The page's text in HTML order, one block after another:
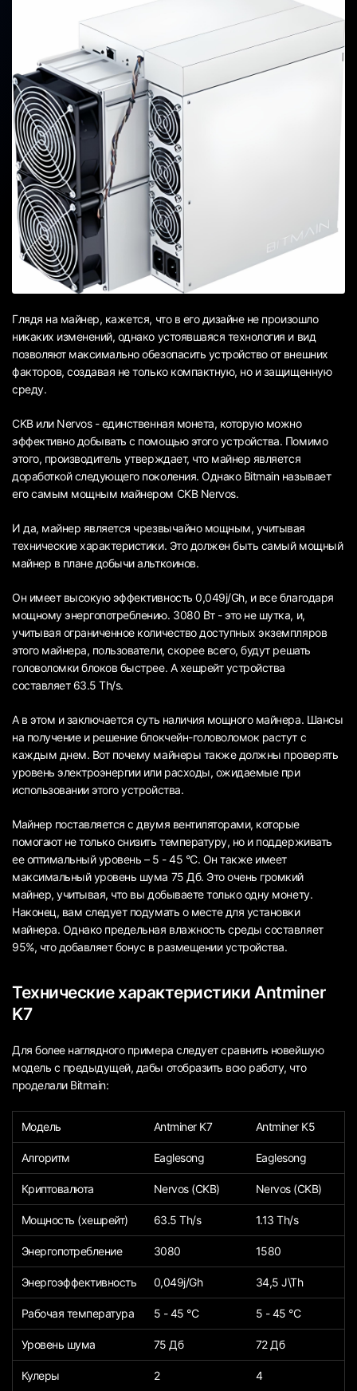
Глядя на майнер, кажется, что в его дизайне не произошло
никаких изменений, однако устоявшаяся технология и вид
позволяют максимально обезопасить устройство от внешних
факторов, создавая не только компактную, но и защищенную
среду.
CKB или Nervos - единственная монета, которую можно
эффективно добывать с помощью этого устройства. Помимо
этого, производитель утверждает, что майнер является
доработкой следующего поколения. Однако Bitmain называет
его самым мощным майнером CKB Nervos.
И да, майнер является чрезвычайно мощным, учитывая
технические характеристики. Это должен быть самый мощный
майнер в плане добычи альткоинов.
Он имеет высокую эффективность 0,049j/Gh, и все благодаря
мощному энергопотреблению. 3080 Вт - это не шутка, и,
учитывая ограниченное количество доступных экземпляров
этого майнера, пользователи, скорее всего, будут решать
головоломки блоков быстрее. А хешрейт устройства
составляет 63.5 Th/s.
А в этом и заключается суть наличия мощного майнера. Шансы
на получение и решение блокчейн-головоломок растут с
каждым днем. Вот почему майнеры также должны проверять
уровень электроэнергии или расходы, ожидаемые при
использовании этого устройства.
Майнер поставляется с двумя вентиляторами, которые
помогают не только снизить температуру, но и поддерживать
ее оптимальный уровень – 5 - 45 °C. Он также имеет
максимальный уровень шума 75 Дб. Это очень громкий
майнер, учитывая, что вы добываете только одну монету.
Наконец, вам следует подумать о месте для установки
майнера. Однако предельная влажность среды составляет
95%, что добавляет бонус в размещении устройства.
Технические характеристики Antminer
K7
Для более наглядного примера следует сравнить новейшую
модель с предыдущей, дабы отобразить всю работу, что
проделали Bitmain:
Модель Antminer K7 Antminer K5
Алгоритм Eaglesong Eaglesong
Криптовалюта Nervos (CKB) Nervos (CKB)
Мощность (хешрейт) 63.5 Th/s 1.13 Th/s
Энергопотребление 3080 1580
Энергоэффективность 0,049j/Gh 34,5 J\Th
Рабочая температура 5 - 45 °C 5 - 45 °C
Уровень шума 75 Дб 72 Дб
Кулеры 2 4